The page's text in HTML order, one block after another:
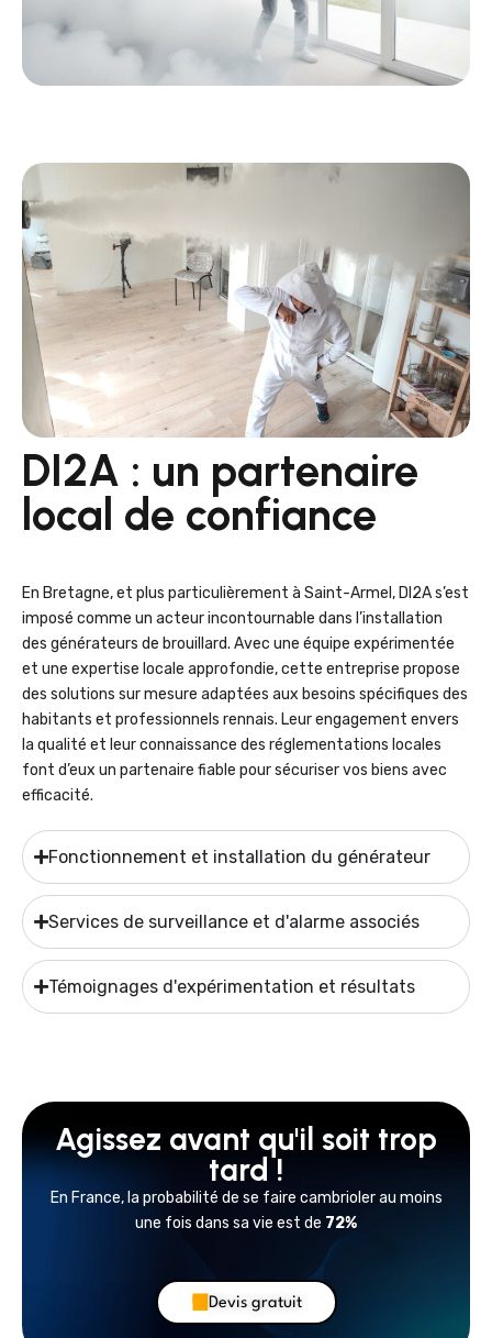
DI2A : un partenaire
local de confiance
En Bretagne, et plus particulièrement à Saint-Armel, DI2A s’est
imposé comme un acteur incontournable dans l’installation
des générateurs de brouillard. Avec une équipe expérimentée
et une expertise locale approfondie, cette entreprise propose
des solutions sur mesure adaptées aux besoins spécifiques des
habitants et professionnels rennais. Leur engagement envers
la qualité et leur connaissance des réglementations locales
font d’eux un partenaire fiable pour sécuriser vos biens avec
efficacité.
Fonctionnement et installation du générateur
Services de surveillance et d'alarme associés
Témoignages d'expérimentation et résultats
Agissez avant qu'il soit trop
tard !
En France, la probabilité de se faire cambrioler au moins
une fois dans sa vie est de 72%
Devis gratuit